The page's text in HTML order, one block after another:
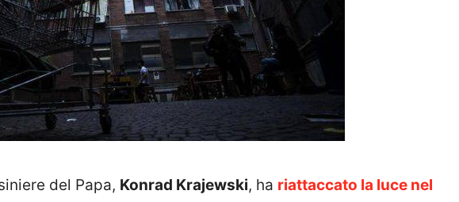
del Papa, Konrad Krajewski, ha riattaccato la luce nel